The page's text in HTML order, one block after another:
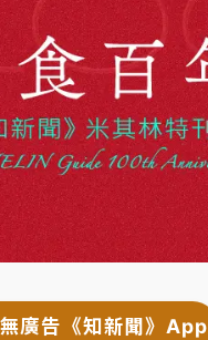
廣告《知新聞》App